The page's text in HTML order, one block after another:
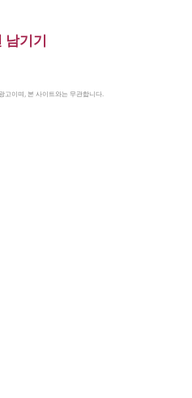
남기기
고이며, 본 사이트와는 무관합니다.